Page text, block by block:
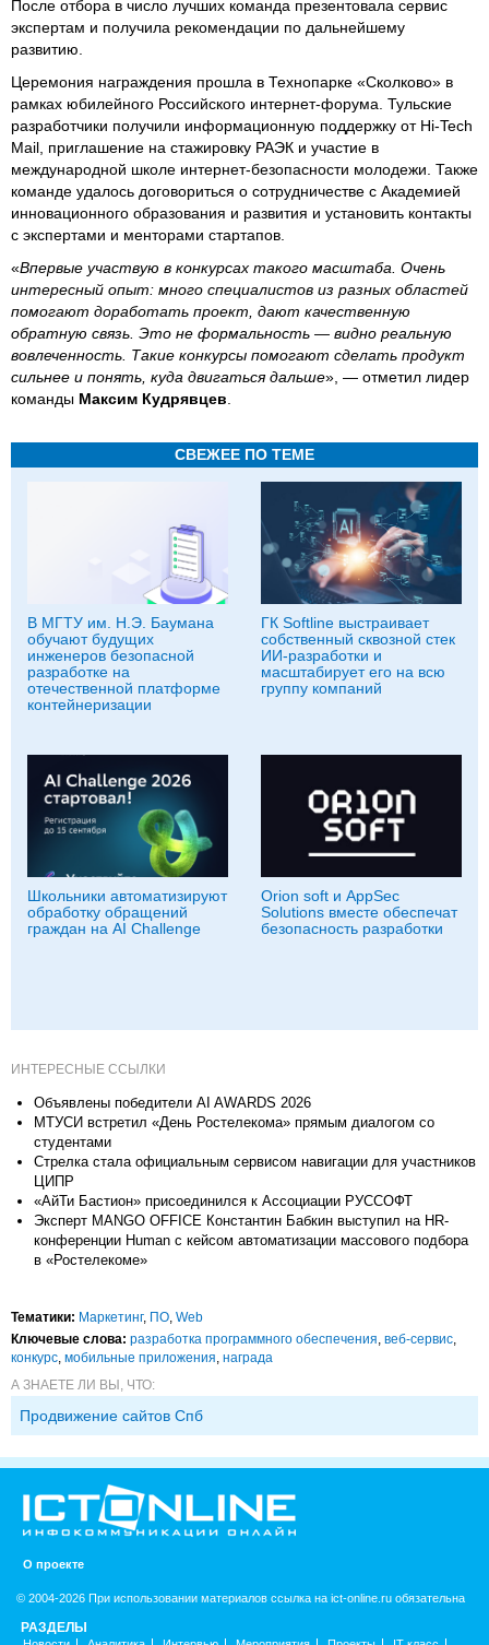
После отбора в число лучших команда презентовала сервис
экспертам и получила рекомендации по дальнейшему
развитию.
Церемония награждения прошла в Технопарке «Сколково» в
рамках юбилейного Российского интернет-форума. Тульские
разработчики получили информационную поддержку от Hi-Tech
Mail, приглашение на стажировку РАЭК и участие в
международной школе интернет-безопасности молодежи. Также
команде удалось договориться о сотрудничестве с Академией
инновационного образования и развития и установить контакты
с экспертами и менторами стартапов.
«Впервые участвую в конкурсах такого масштаба. Очень
интересный опыт: много специалистов из разных областей
помогают доработать проект, дают качественную
обратную связь. Это не формальность — видно реальную
вовлеченность. Такие конкурсы помогают сделать продукт
сильнее и понять, куда двигаться дальше», — отметил лидер
команды Максим Кудрявцев
СВЕЖЕЕ ПО ТЕМЕ
В МГТУ им. Н.Э. Баумана
обучают будущих
инженеров безопасной
разработке на
отечественной платформе
контейнеризации
ГК Softline выстраивает
собственный сквозной стек
ИИ-разработки и
масштабирует его на всю
группу компаний
Школьники автоматизируют
обработку обращений
граждан на AI Challenge
Orion soft и AppSec
Solutions вместе обеспечат
безопасность разработки
ИНТЕРЕСНЫЕ ССЫЛКИ
Объявлены победители AI AWARDS 2026
МТУСИ встретил «День Ростелекома» прямым диалогом со
студентами
Стрелка стала официальным сервисом навигации для участников
ЦИПР
«АйТи Бастион» присоединился к Ассоциации РУССОФТ
Эксперт MANGO OFFICE Константин Бабкин выступил на HR-
конференции Human с кейсом автоматизации массового подбора
в «Ростелекоме»
Тематики: Маркетинг, ПО Web
Ключевые слова: разработка программного обеспечения веб-сервис
конкурс мобильные приложения награда
А ЗНАЕТЕ ЛИ ВЫ, ЧТО:
Продвижение сайтов Спб
О проекте
© 2004-2026 При использовании материалов ссылка на ict-online.ru обязательна
РАЗДЕЛЫ